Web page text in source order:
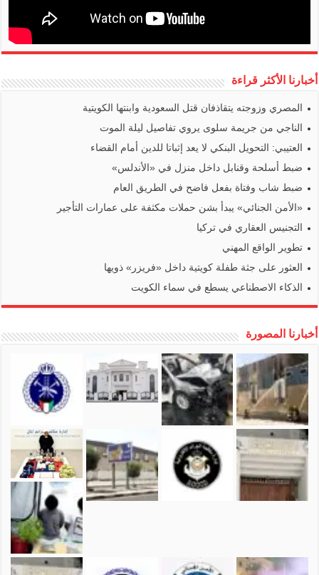
أخبارنا الأكثر قراءة
المصري وزوجته يتقاذفان قتل السعودية وابنتها الكويتية
الناجي من جريمة سلوى يروي تفاصيل ليلة الموت
العتيبي: التحويل البنكي لا يعد إثباتا للدين أمام القضاء
ضبط أسلحة وقنابل داخل منزل في «الأندلس»
ضبط شاب وفتاة بفعل فاضح في الطريق العام
«الأمن الجنائي» يبدأ بشن حملات مكثفة على عمارات التأجير
التجنيس العقاري في تركيا
تطوير الواقع المهني
العثور على جثة طفلة كويتية داخل «فريزر» ذويها
الذكاء الاصطناعي يسطع في سماء الكويت
أخبارنا المصورة